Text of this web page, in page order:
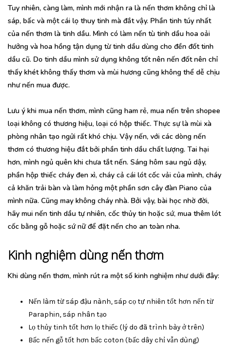
Tuy nhiên, càng làm, mình mới nhận ra là nến thơm không chỉ là
sáp, bấc và một cái lọ thuy tinh mà đắt vậy. Phần tinh túy nhất
của nến thơm là tinh dầu. Mình có làm nến tù tinh dầu hoa oải
hưởng và hoa hồng tận dụng từ tinh dầu dùng cho đền đốt tinh
dầu cũ. Do tinh dầu mình sử dụng không tốt nên nến đốt nên chỉ
thấy khét không thấy thơm và mùi hương cũng không thể dễ chịu
như nến mua được.
Lưu ý khi mua nến thơm, mình cũng ham rẻ, mua nến trên shopee
loại không có thương hiệu, loại có hộp thiếc. Thực sự là mùi xà
phòng nhân tạo ngửi rất khó chịu. Vậy nến, với các dòng nến
thơm có thương hiệu đắt bởi phần tinh dầu chất lượng. Tai hại
hơn, mình ngủ quên khi chưa tắt nến. Sáng hôm sau ngủ dậy,
phần hộp thiếc cháy đen xì, cháy cả cái lót cốc vải của mình, cháy
cả khăn trải bàn và làm hỏng một phần sơn cây đàn Piano của
mình nữa. Cũng may không cháy nhà. Bởi vậy, bài học nhờ đời,
hãy mui nến tinh dầu tự nhiên, cốc thủy tin hoặc sứ, mua thêm lót
cốc bằng gỗ hoặc sứ nữ để đặt nến cho an toàn nha.
Kinh nghiệm dùng nến thơm
Khi dùng nến thơm, mình rút ra một số kinh nghiệm như dưới đây:
Nến làm từ sáp đậu nành, sáp cọ tự nhiên tốt hơn nến từ
Paraphin, sáp nhân tạo
Lọ thủy tinh tốt hơn lọ thiếc (lý do đã trình bày ở trên)
Bấc nến gỗ tốt hơn bấc coton (bấc dây chỉ vẫn dùng)